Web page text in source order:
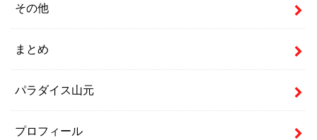
その他
まとめ
パラダイス山元
プロフィール